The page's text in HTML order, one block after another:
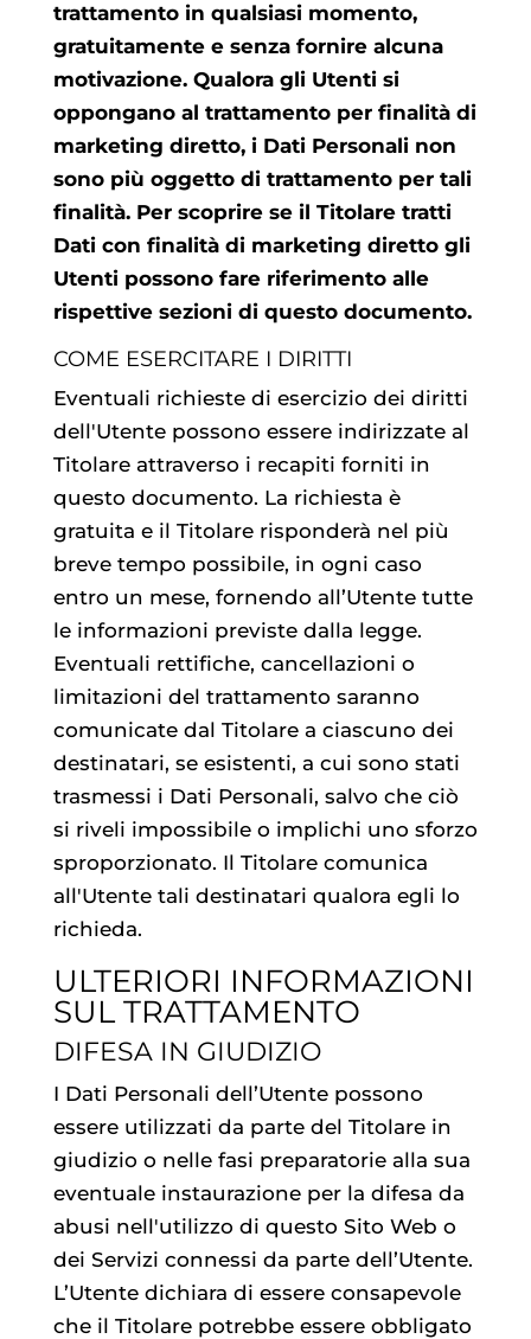
trattamento in qualsiasi momento,
gratuitamente e senza fornire alcuna
motivazione. Qualora gli Utenti si
oppongano al trattamento per finalità di
marketing diretto, i Dati Personali non
sono più oggetto di trattamento per tali
finalità. Per scoprire se il Titolare tratti
Dati con finalità di marketing diretto gli
Utenti possono fare riferimento alle
rispettive sezioni di questo documento.
COME ESERCITARE I DIRITTI
Eventuali richieste di esercizio dei diritti
dell'Utente possono essere indirizzate al
Titolare attraverso i recapiti forniti in
questo documento. La richiesta è
gratuita e il Titolare risponderà nel più
breve tempo possibile, in ogni caso
entro un mese, fornendo all’Utente tutte
le informazioni previste dalla legge.
Eventuali rettifiche, cancellazioni o
limitazioni del trattamento saranno
comunicate dal Titolare a ciascuno dei
destinatari, se esistenti, a cui sono stati
trasmessi i Dati Personali, salvo che ciò
si riveli impossibile o implichi uno sforzo
sproporzionato. Il Titolare comunica
all'Utente tali destinatari qualora egli lo
richieda.
ULTERIORI INFORMAZIONI
SUL TRATTAMENTO
DIFESA IN GIUDIZIO
I Dati Personali dell’Utente possono
essere utilizzati da parte del Titolare in
giudizio o nelle fasi preparatorie alla sua
eventuale instaurazione per la difesa da
abusi nell'utilizzo di questo Sito Web o
dei Servizi connessi da parte dell’Utente.
L’Utente dichiara di essere consapevole
che il Titolare potrebbe essere obbligato